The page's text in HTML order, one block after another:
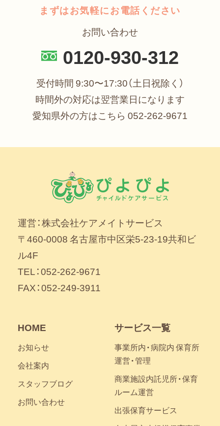
まずはお気軽にお電話ください
お問い合わせ
0120-930-312
受付時間 9:30〜17:30（土日祝除く）
時間外の対応は翌営業日になります
愛知県外の方はこちら 052-262-9671
運営：株式会社ケアメイトサービス
〒460-0008 名古屋市中区栄5-23-19共和ビ
ル4F
TEL：052-262-9671
FAX：052-249-3911
HOME
お知らせ
会社案内
スタッフブログ
お問い合わせ
サービス一覧
事業所内・病院内 保育所
運営・管理
商業施設内託児所・保育
ルーム運営
出張保育サービス